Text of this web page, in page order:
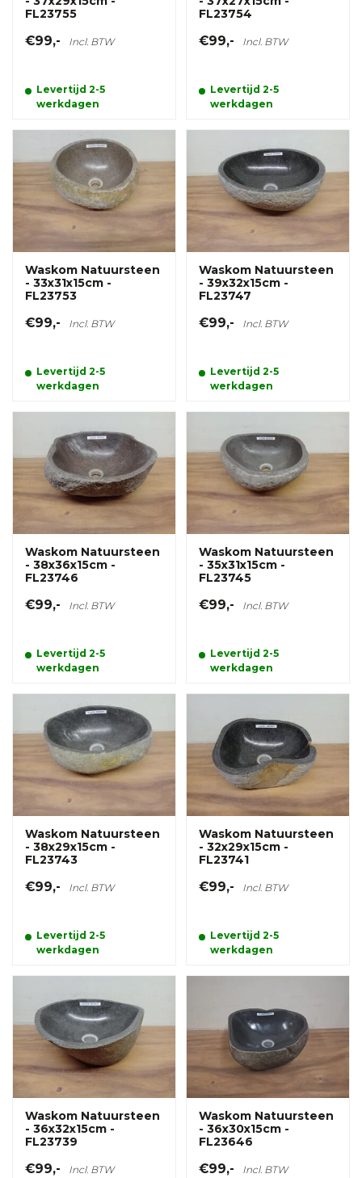
FL23755
€99,- Incl. BTW
Levertijd 2-5
werkdagen
FL23754
€99,- Incl. BTW
Levertijd 2-5
werkdagen
Waskom Natuursteen
- 33x31x15cm -
FL23753
€99,- Incl. BTW
Levertijd 2-5
werkdagen
Waskom Natuursteen
- 39x32x15cm -
FL23747
€99,- Incl. BTW
Levertijd 2-5
werkdagen
Waskom Natuursteen
- 38x36x15cm -
FL23746
€99,- Incl. BTW
Levertijd 2-5
werkdagen
Waskom Natuursteen
- 35x31x15cm -
FL23745
€99,- Incl. BTW
Levertijd 2-5
werkdagen
Waskom Natuursteen
- 38x29x15cm -
FL23743
€99,- Incl. BTW
Levertijd 2-5
werkdagen
Waskom Natuursteen
- 32x29x15cm -
FL23741
€99,- Incl. BTW
Levertijd 2-5
werkdagen
Waskom Natuursteen
- 36x32x15cm -
FL23739
€99,- Incl. BTW
Waskom Natuursteen
- 36x30x15cm -
FL23646
€99,- Incl. BTW